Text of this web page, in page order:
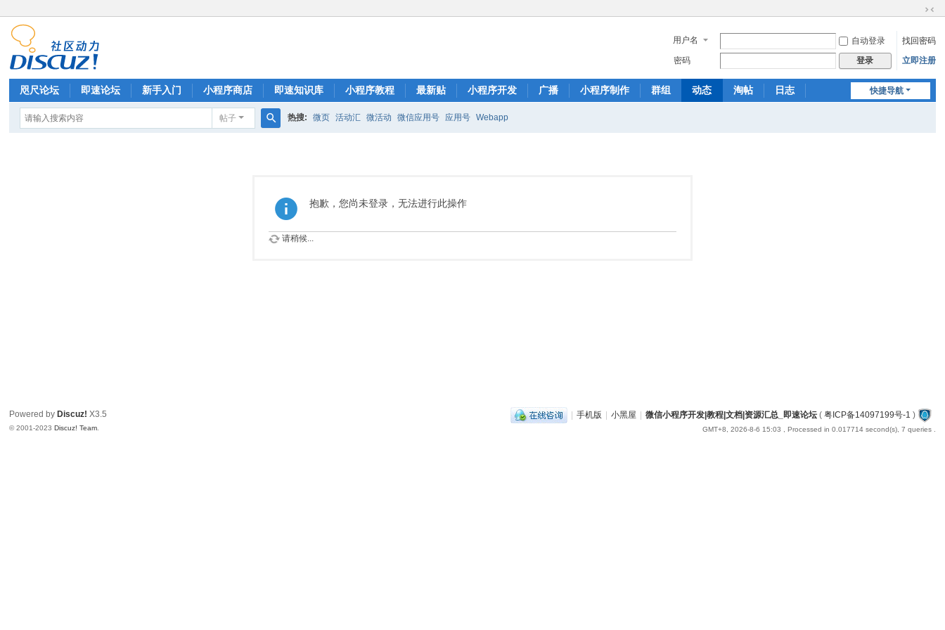
换
到
窄
用户名 自动登录
找回密码
密码
登录 立即注册
快捷导航
咫尺论坛 即速论坛 新手入门 小程序商店 即速知识库 小程序教程 最新贴 小程序开发 广播 小程序制作 群组 动态 淘帖
日志
帖子 热搜: 微页 活动汇 微活动 微信应用号 应用号 Webapp
抱歉，您尚未登录，无法进行此操作
请稍候...
| 手机版 | 小黑屋 | 微信小程序开发|教程|文档|资源汇总_即速论坛( 粤ICP备14097199号-1 )
GMT+8, 2026-8-6 15:03 , Processed in 0.017714 second(s), 7 queries .
Powered by Discuz! X3.5
© 2001-2023Discuz! Team